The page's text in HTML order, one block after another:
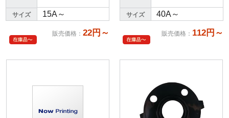
サイズ 15A～
販売価格 ： 22円～
サイズ 40A～
販売価格 ： 112円～